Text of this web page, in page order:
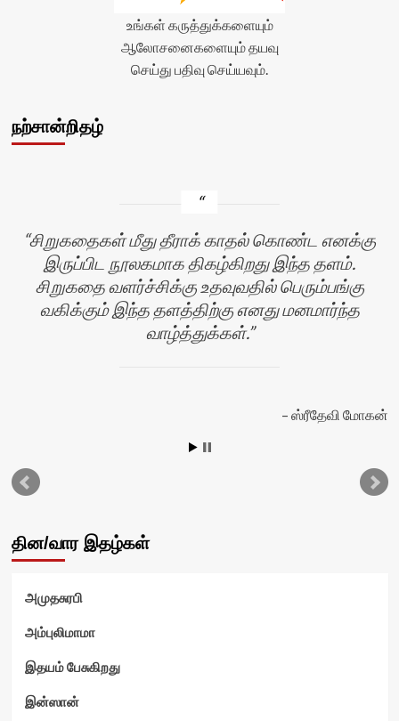
உங்கள் கருத்துக்களையும்
ஆலோசனைகளையும் தயவு
செய்து பதிவு செய்யவும்.
நற்சான்றிதழ்
சிறுகதைகள் மீது தீராக் காதல் கொண்ட எனக்கு
இருப்பிட நூலகமாக திகழ்கிறது இந்த தளம்.
சிறுகதை வளர்ச்சிக்கு உதவுவதில் பெரும்பங்கு
வகிக்கும் இந்த தளத்திற்கு எனது மனமார்ந்த
வாழ்த்துக்கள்.
ஸ்ரீதேவி மோகன்
தின/வார இதழ்கள்
அமுதசுரபி
அம்புலிமாமா
இதயம் பேசுகிறது
இன்ஸான்